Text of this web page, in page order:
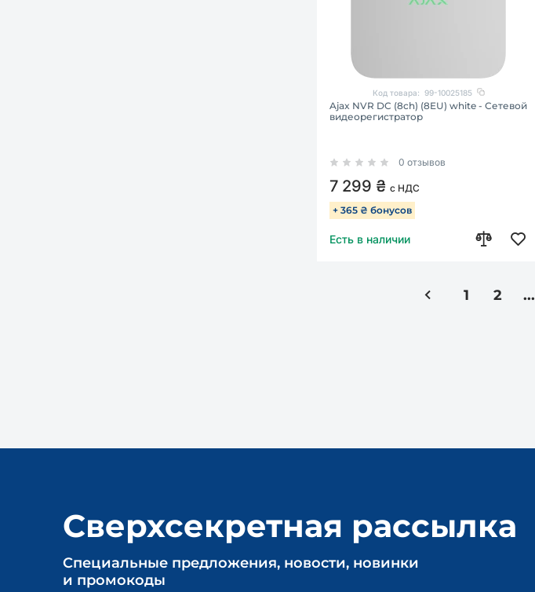
Код товара: 99-10025185
Ajax NVR DC (8ch) (8EU) white - Сетевой
видеорегистратор
0 отзывов
7 299 ₴ с НДС
+ 365 ₴ бонусов
Есть в наличии
1 2 ...
Сверхсекретная рассылка
Cпециальные предложения, новости, новинки
и промокоды